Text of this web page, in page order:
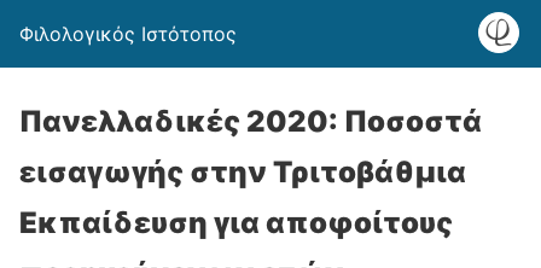
Φιλολογικός Ιστότοπος
Πανελλαδικές 2020: Ποσοστά
εισαγωγής στην Τριτοβάθμια
Εκπαίδευση για αποφοίτους